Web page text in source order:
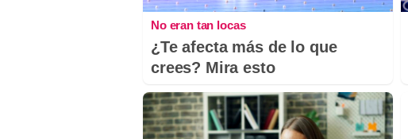
No eran tan locas
¿Te afecta más de lo que
crees? Mira esto